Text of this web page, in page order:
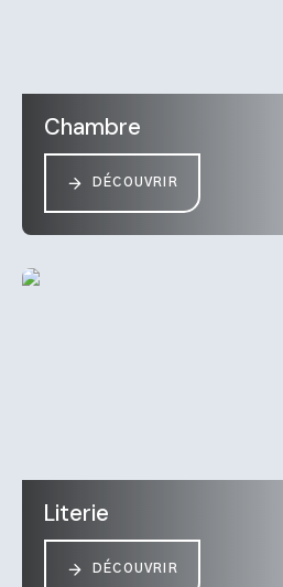
Chambre
DÉCOUVRIR
Literie
DÉCOUVRIR